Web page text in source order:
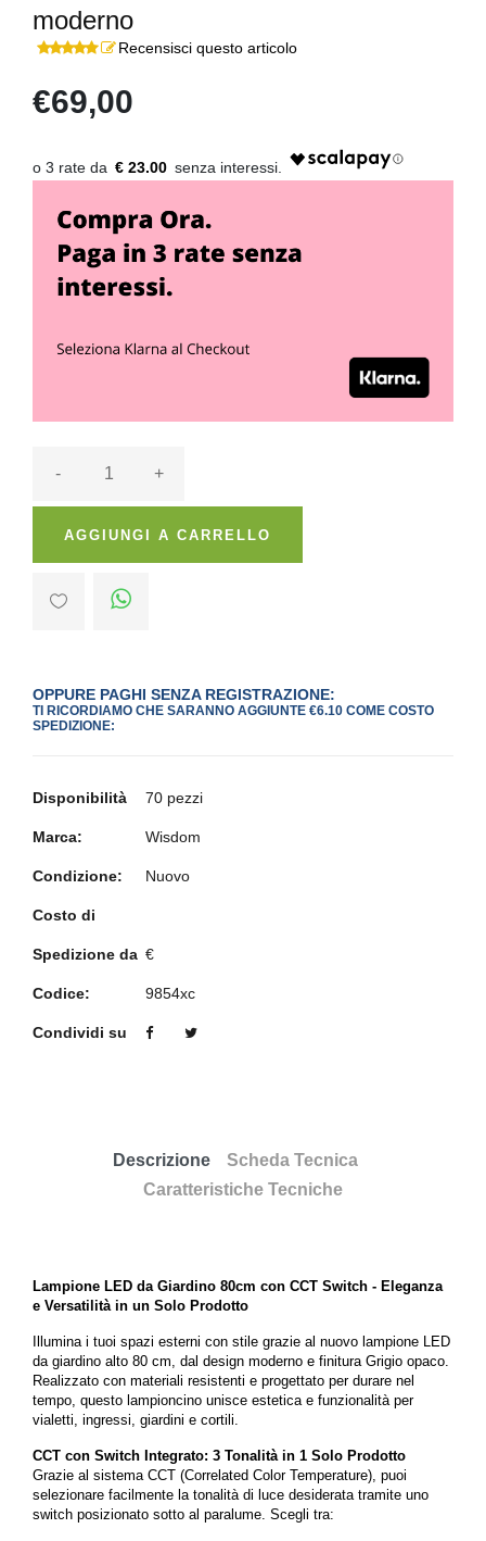
moderno
Recensisci questo articolo
€69,00
€ 23.00
- +
AGGIUNGI A CARRELLO
OPPURE PAGHI SENZA REGISTRAZIONE:
TI RICORDIAMO CHE SARANNO AGGIUNTE €6.10 COME COSTO
SPEDIZIONE:
Disponibilità 70 pezzi
Marca: Wisdom
Condizione: Nuovo
Costo di
Spedizione da €
Codice: 9854xc
Condividi su
Descrizione
Scheda Tecnica
Caratteristiche Tecniche
Lampione LED da Giardino 80cm con CCT Switch - Eleganza
e Versatilità in un Solo Prodotto
Illumina i tuoi spazi esterni con stile grazie al nuovo lampione LED
da giardino alto 80 cm, dal design moderno e finitura Grigio opaco.
Realizzato con materiali resistenti e progettato per durare nel
tempo, questo lampioncino unisce estetica e funzionalità per
vialetti, ingressi, giardini e cortili.
CCT con Switch Integrato: 3 Tonalità in 1 Solo Prodotto
Grazie al sistema CCT (Correlated Color Temperature), puoi
selezionare facilmente la tonalità di luce desiderata tramite uno
switch posizionato sotto al paralume. Scegli tra: